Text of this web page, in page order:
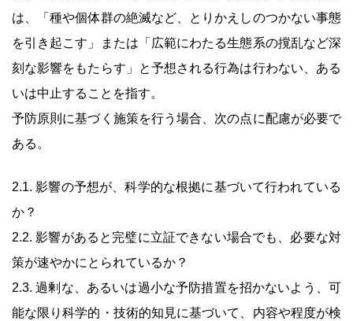
は、「種や個体群の絶滅など、とりかえしのつかない事態
を引き起こす」または「広範にわたる生態系の撹乱など深
刻な影響をもたらす」と予想される行為は行わない、ある
いは中止することを指す。
予防原則に基づく施策を行う場合、次の点に配慮が必要で
ある。
2.1. 影響の予想が、科学的な根拠に基づいて行われている
か？
2.2. 影響があると完璧に立証できない場合でも、必要な対
策が速やかにとられているか？
2.3. 過剰な、あるいは過小な予防措置を招かないよう、可
能な限り科学的・技術的知見に基づいて、内容や程度が検